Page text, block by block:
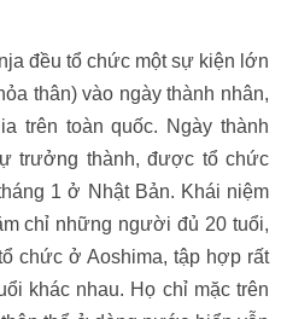
đều tổ chức một sự kiện lớn
thân) vào ngày thành nhân,
trên toàn quốc. Ngày thành
trưởng thành, được tổ chức
1 ở Nhật Bản. Khái niệm
chỉ những người đủ 20 tuổi,
chức ở Aoshima, tập hợp rất
khác nhau. Họ chỉ mặc trên